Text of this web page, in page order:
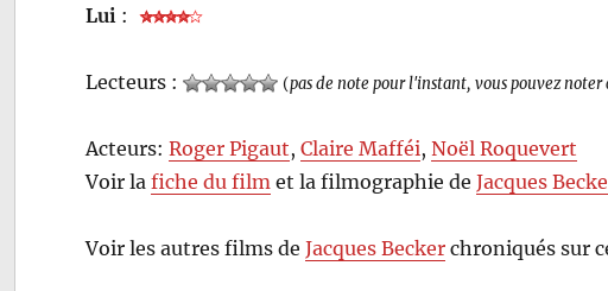
Lui :
Lecteurs : (pas de note pour l'instant, vous pouvez noter
Acteurs:Roger Pigaut,Claire Mafféi,Noël Roquevert
Voir lafiche du film et la filmographie deJacques
Voir les autres films deJacques Becker chroniqués sur